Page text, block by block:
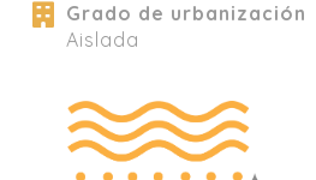
Grado de urbanización
Aislada